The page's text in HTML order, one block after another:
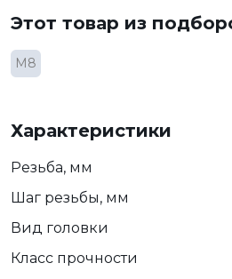
Этот товар из
М8
Характеристики
Резьба, мм
Шаг резьбы, мм
Вид головки
Класс прочности